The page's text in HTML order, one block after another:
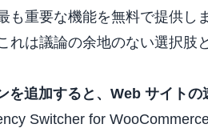
も重要な機能を無料で提供し
れは議論の余地のない選択肢
を追加すると、Web サイト
Switcher for